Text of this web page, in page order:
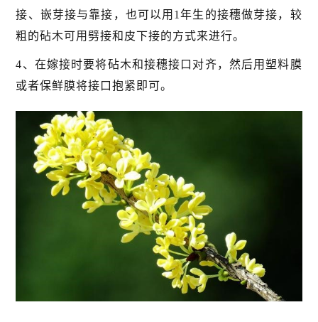
接、嵌芽接与靠接，也可以用1年生的接穗做芽接，较
粗的砧木可用劈接和皮下接的方式来进行。
4、在嫁接时要将砧木和接穗接口对齐，然后用塑料膜
或者保鲜膜将接口抱紧即可。